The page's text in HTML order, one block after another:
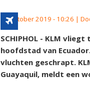
14 oktober 2019 - 10:26 |
SCHIPHOL - KLM
hoofdstad van
vluchten geschrapt.
Guayaquil, meldt een